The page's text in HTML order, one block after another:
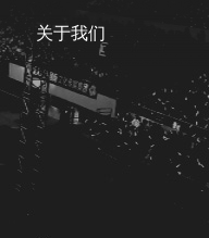
关于我们